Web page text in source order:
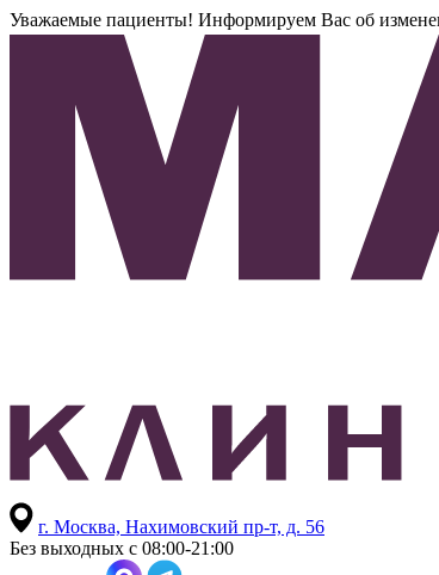
Уважаемые пациенты! Информируем Вас об
г. Москва, Нахимовский пр-т, д. 56
Без выходных с 08:00-21:00